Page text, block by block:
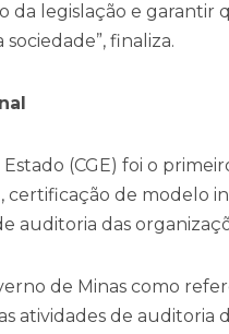
da legislação e garantir
finaliza.
(CGE) foi o
certificação de modelo
auditoria das
de Minas como
atividades de auditoria